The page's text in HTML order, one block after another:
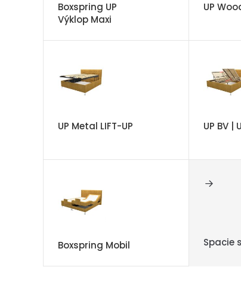
Boxspring UP
Výklop Maxi
UP
UP Metal LIFT-UP UP BV |
Boxspring Mobil Spacie